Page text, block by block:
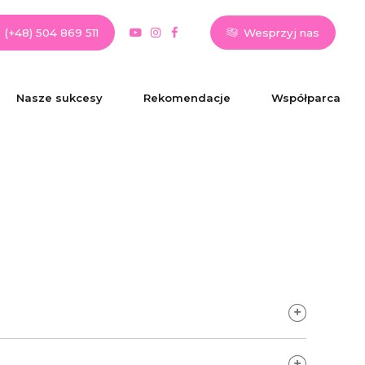
(+48) 504 869 511 Wesprzyj nas
Nasze sukcesy Rekomendacje Współparca